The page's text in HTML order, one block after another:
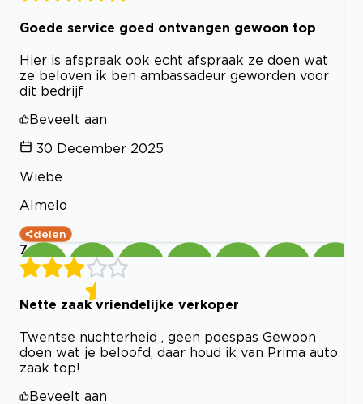
Goede service goed ontvangen gewoon top
Hier is afspraak ook echt afspraak ze doen wat
ze beloven ik ben ambassadeur geworden voor
dit bedrijf
Beveelt aan
30 December 2025
Wiebe
Almelo
delen
7
Nette zaak vriendelijke verkoper
Twentse nuchterheid , geen poespas Gewoon
doen wat je beloofd, daar houd ik van Prima auto
zaak top!
Beveelt aan